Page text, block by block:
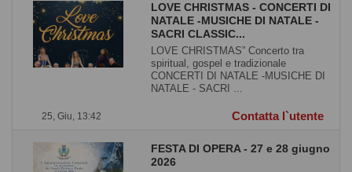
25, Giu, 13:42
LOVE CHRISTMAS - CONCERTI DI
NATALE -MUSICHE DI NATALE -
SACRI CLASSIC...
LOVE CHRISTMAS” Concerto tra
spiritual, gospel e tradizionale
CONCERTI DI NATALE -MUSICHE DI
NATALE - SACRI ...
Contatta l`utente
FESTA DI OPERA - 27 e 28 giugno
2026